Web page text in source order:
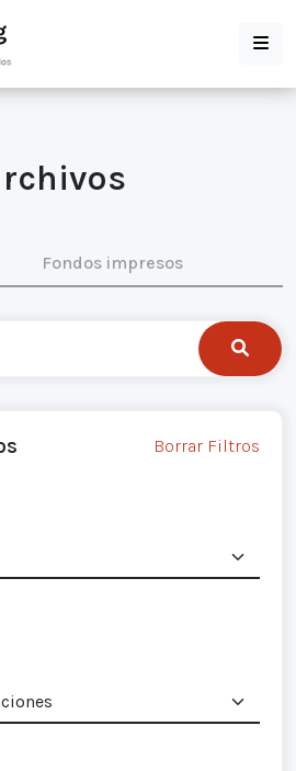
Fondos impresos
Borrar Filtros